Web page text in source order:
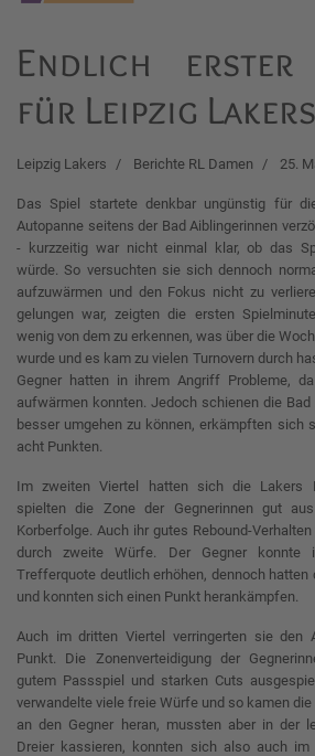
Endlich erster
für Leipzig Lakers
Leipzig Lakers Berichte RL Damen 25.
Das Spiel startete denkbar ungünstig für
Autopanne seitens der Bad Aiblingerinnen
- kurzzeitig war nicht einmal klar, ob das
würde. So versuchten sie sich dennoch
aufzuwärmen und den Fokus nicht zu
gelungen war, zeigten die ersten
wenig von dem zu erkennen, was über die
wurde und es kam zu vielen Turnovern durch
Gegner hatten in ihrem Angriff Probleme,
aufwärmen konnten. Jedoch schienen die
besser umgehen zu können, erkämpften sich
acht Punkten.
Im zweiten Viertel hatten sich die Lakers
spielten die Zone der Gegnerinnen gut
Korberfolge. Auch ihr gutes Rebound-
durch zweite Würfe. Der Gegner konnte
Trefferquote deutlich erhöhen, dennoch
und konnten sich einen Punkt herankämpfen.
Auch im dritten Viertel verringerten sie den
Punkt. Die Zonenverteidigung der
gutem Passspiel und starken Cuts
verwandelte viele freie Würfe und so kamen
an den Gegner heran, mussten aber in der
Dreier kassieren, konnten sich also auch